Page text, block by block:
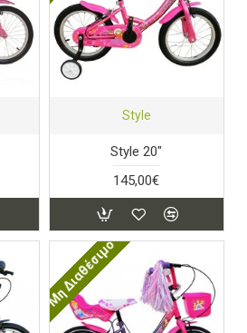
Style
Style 20"
145,00€
Μη Διαθέσιμο